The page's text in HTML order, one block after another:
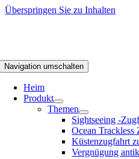
Überspringen Sie zu Inhalten
Navigation umschalten
Heim
Produkt
Themen
Sightseeing -
Ocean Trackless
Küstenzugfahrt
Vergnügung